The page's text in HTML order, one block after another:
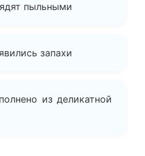
пыльными
запахи
из деликатной